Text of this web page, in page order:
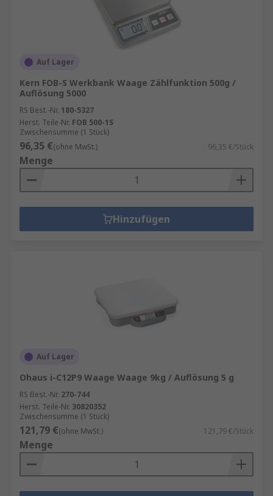
gewerblichen Wiegen von frischen /
getrockneten Produkten und Tierfutter.
Plattformwaagen– robuste Waagen für
schwere Gegenstände / Geräte,
einschließlich Maschinen, Tiere,
Massenlebensmittelverarbeitung und
Lagerbestand.
Zählwaagen
Zählung der Anzahl der darauf befindlichen
Gegenstände durch ein Vielfaches einer
vorgegebenen Masse; nützlich für den
Versand in großen Stückzahlen,
Verpackungs- und
Lagerkontrollumgebungen.
Federwaagen oder Newtonmeter
Sie können mechanisch oder digital sein, sind in
in der Prototyp-Entwicklung, Reibungsprüfung,
Drahtfestigkeitsmessanwendungen in vielen
industriellen, Labor- und
Forschungs-/Entwicklungsumgebungen zu
finden.
Auf Lager
Kern FOB-S Werkbank Waage Zählfunktion 500g /
Auflösung 5000
RS Best.-Nr. 180-5327
Herst. Teile-Nr. FOB 500-1S
Zwischensumme (1 Stück)
96,35 €(ohne MwSt.) 96,35 €/Stück
Menge
Hinzufügen
Auf Lager
Ohaus i-C12P9 Waage Waage 9kg / Auflösung 5 g
RS Best.-Nr. 270-744
Herst. Teile-Nr. 30820352
Zwischensumme (1 Stück)
121,79 €(ohne MwSt.) 121,79 €/Stück
Menge